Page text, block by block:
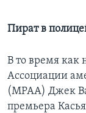
поискДИСКУССИЯ
ДЕТАЛИ
НЬЮ-ЙОРК
АМЕРИКА.
АРТЕФАКТЫ
ТЕСТЫ
ЗА СВОБОДУ
УЧИМ
ВИДЕО
ПОДПИСКА НА
Пират в
В то время как
Ассоциации
(МРАА) Джек
премьера